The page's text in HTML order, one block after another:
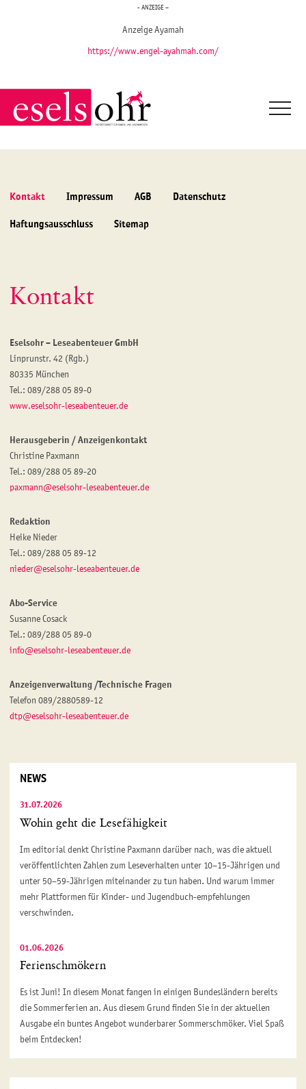
- ANZEIGE –
Anzeige Ayamah
https://www.engel-ayahmah.com/
Kontakt Impressum AGB Datenschutz
Haftungsausschluss Sitemap
Kontakt
Eselsohr – Leseabenteuer GmbH
Linprunstr. 42 (Rgb.)
80335 München
Tel.: 089/288 05 89-0
www.eselsohr-leseabenteuer.de
Herausgeberin / Anzeigenkontakt
Christine Paxmann
Tel.: 089/288 05 89-20
paxmann@eselsohr-leseabenteuer.de
Redaktion
Heike Nieder
Tel.: 089/288 05 89-12
nieder@eselsohr-leseabenteuer.de
Abo-Service
Susanne Cosack
Tel.: 089/288 05 89-0
info@eselsohr-leseabenteuer.de
Anzeigenverwaltung /Technische Fragen
Telefon 089/2880589-12
dtp@eselsohr-leseabenteuer.de
NEWS
31.07.2026
Wohin geht die Lesefähigkeit
Im editorial denkt Christine Paxmann darüber nach, was die aktuell
veröffentlichten Zahlen zum Leseverhalten unter 10–15-Jährigen und
unter 50–59-Jährigen miteinander zu tun haben. Und warum immer
mehr Plattformen für Kinder- und Jugendbuch-empfehlungen
verschwinden.
01.06.2026
Ferienschmökern
Es ist Juni! In diesem Monat fangen in einigen Bundesländern bereits
die Sommerferien an. Aus diesem Grund finden Sie in der aktuellen
Ausgabe ein buntes Angebot wunderbarer Sommerschmöker. Viel Spaß
beim Entdecken!